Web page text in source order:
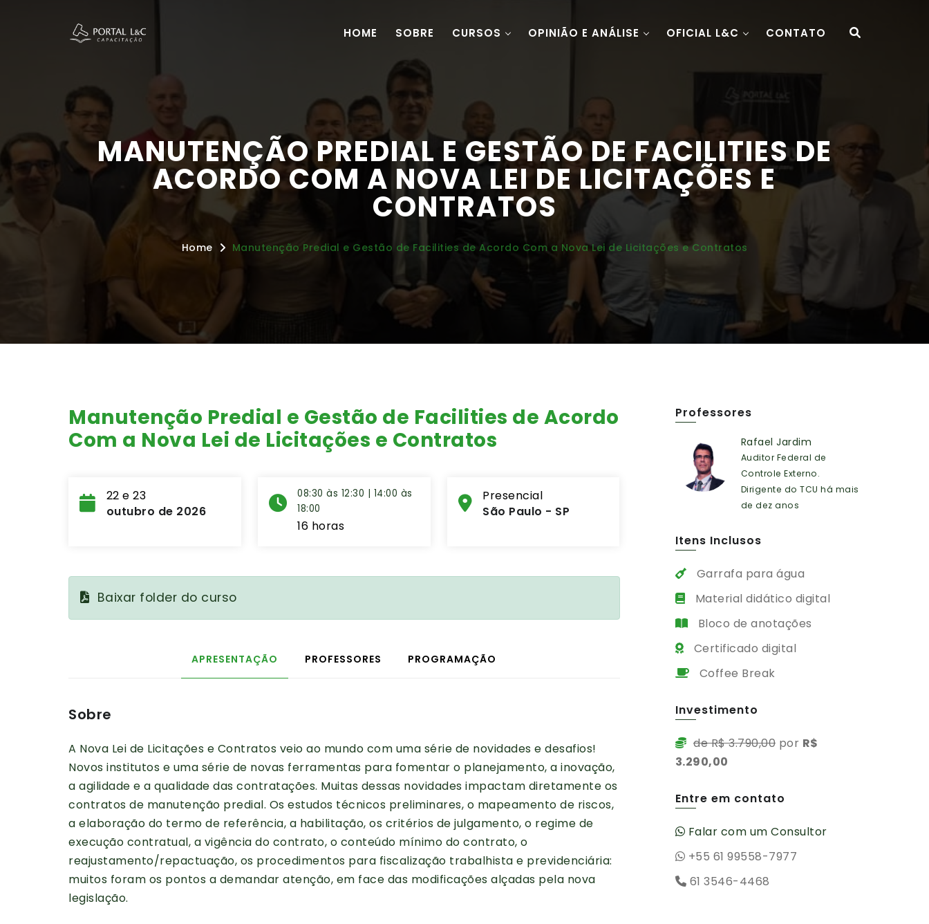
HOME SOBRE CURSOS OPINIÃO E ANÁLISE OFICIAL L&C CONTATO
MANUTENÇÃO PREDIAL E GESTÃO DE FACILITIES DE
ACORDO COM A NOVA LEI DE LICITAÇÕES E
CONTRATOS
Home Manutenção Predial e Gestão de Facilities de Acordo Com a Nova Lei de Licitações e Contratos
Manutenção Predial e Gestão de Facilities de Acordo
Com a Nova Lei de Licitações e Contratos
22 e 23
outubro de 2026
08:30 às 12:30 | 14:00 às
18:00
16 horas
Presencial
São Paulo - SP
Baixar folder do curso
APRESENTAÇÃO PROFESSORES PROGRAMAÇÃO
Sobre
A Nova Lei de Licitações e Contratos veio ao mundo com uma série de novidades e desafios!
Novos institutos e uma série de novas ferramentas para fomentar o planejamento, a inovação,
a agilidade e a qualidade das contratações. Muitas dessas novidades impactam diretamente os
contratos de manutenção predial. Os estudos técnicos preliminares, o mapeamento de riscos,
a elaboração do termo de referência, a habilitação, os critérios de julgamento, o regime de
execução contratual, a vigência do contrato, o conteúdo mínimo do contrato, o
reajustamento/repactuação, os procedimentos para fiscalização trabalhista e previdenciária:
muitos foram os pontos a demandar atenção, em face das modificações alçadas pela nova
legislação.
Professores
Rafael Jardim
Auditor Federal de
Controle Externo.
Dirigente do TCU há mais
de dez anos
Itens Inclusos
Garrafa para água
Material didático digital
Bloco de anotações
Certificado digital
Coffee Break
Investimento
de R$ 3.790,00 por R$
3.290,00
Entre em contato
Falar com um Consultor
+55 61 99558-7977
61 3546-4468